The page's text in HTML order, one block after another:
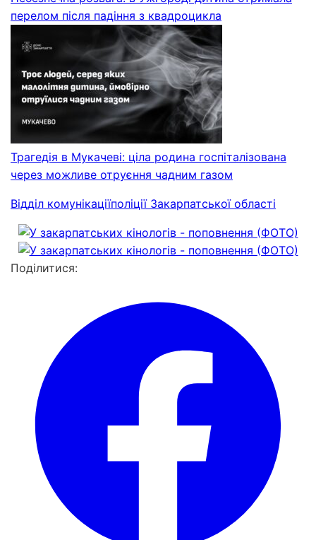
перелом після падіння з квадроцикла
Трагедія в Мукачеві: ціла родина госпіталізована
через можливе отруєння чадним газом
Відділ комунікаціїполіції Закарпатської області
Поділитися: